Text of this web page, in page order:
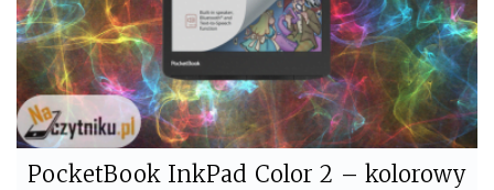
PocketBook InkPad Color 2 – kolorowy